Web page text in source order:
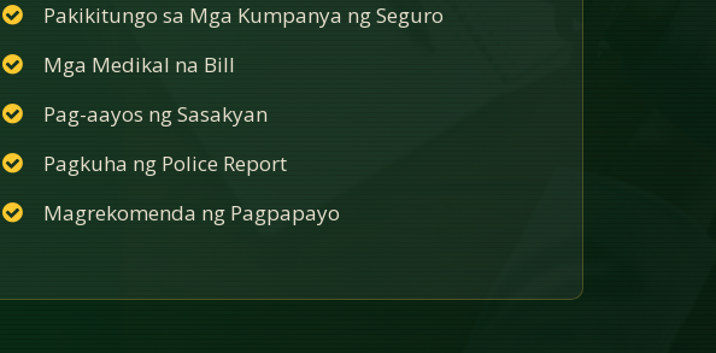
Pakikitungo sa Mga Kumpanya ng Seguro
Mga Medikal na Bill
Pag-aayos ng Sasakyan
Pagkuha ng Police Report
Magrekomenda ng Pagpapayo